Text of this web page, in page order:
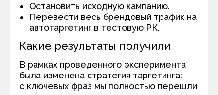
Остановить исходную кампанию.
Перевести весь брендовый трафик на
автотаргетинг в тестовую РК.
Какие результаты получили
В рамках проведенного эксперимента
была изменена стратегия таргетинга:
с ключевых фраз мы полностью перешли